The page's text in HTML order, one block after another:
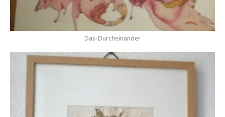
Das-Durcheinander